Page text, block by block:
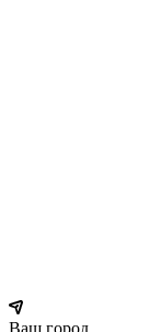
Ваш город